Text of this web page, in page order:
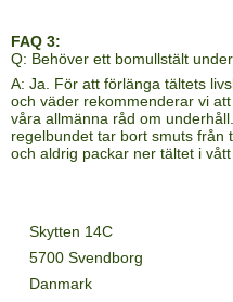
FAQ 3:
Q: Behöver ett bomullstält
A: Ja. För att förlänga tältets
och väder rekommenderar vi
våra allmänna råd om underhåll
regelbundet tar bort smuts från
och aldrig packar ner tältet i vått
Skytten 14C
5700 Svendborg
Danmark